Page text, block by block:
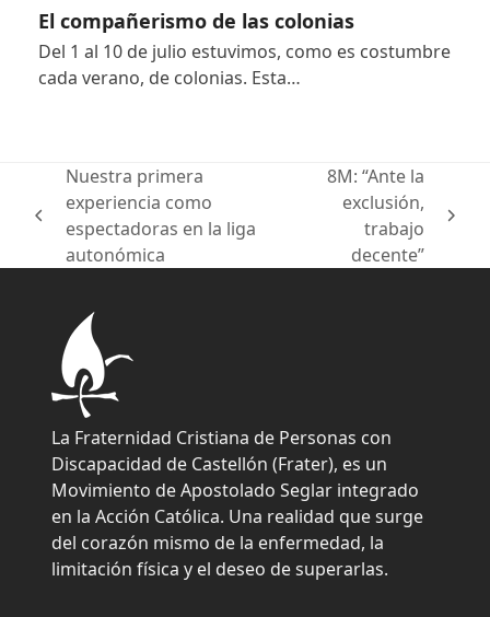
El compañerismo de las colonias
Del 1 al 10 de julio estuvimos, como es costumbre
cada verano, de colonias. Esta…
previous
Nuestra primera
experiencia como
espectadoras en la liga
autonómica
8M: “Ante la
exclusión,
trabajo
decente”
La Fraternidad Cristiana de Personas con
Discapacidad de Castellón (Frater), es un
Movimiento de Apostolado Seglar integrado
en la Acción Católica. Una realidad que surge
del corazón mismo de la enfermedad, la
limitación física y el deseo de superarlas.